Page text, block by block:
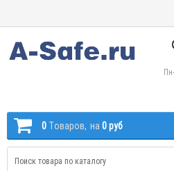
0 Tоваров, на 0 руб